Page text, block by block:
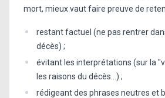
mort, mieux vaut faire preuve de
restant factuel (ne pas rentrer
décès) ;
évitant les interprétations (sur la
les raisons du décès...) ;
rédigeant des phrases neutres et